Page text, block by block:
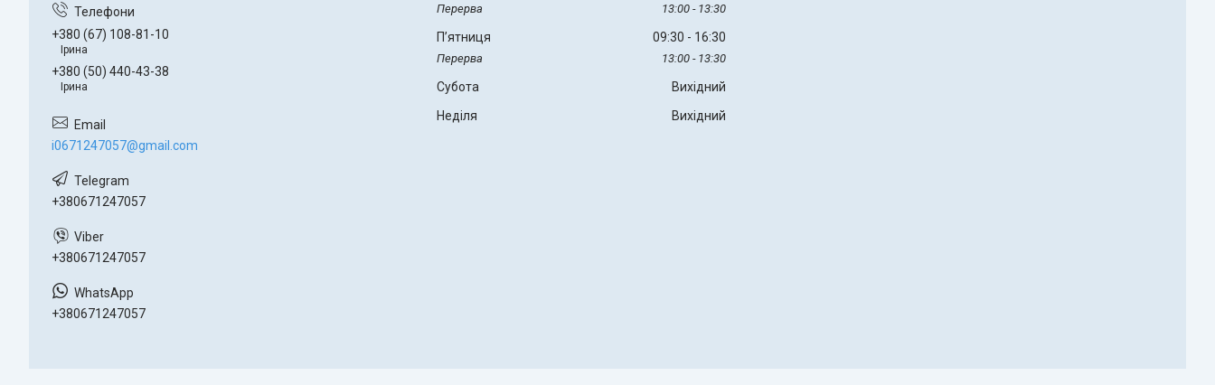
+380 (67) 108-81-10
Ірина
+380 (50) 440-43-38
Ірина
i0671247057@gmail.com
+380671247057
+380671247057
+380671247057
13:00 13:30
Пʼятниця 09:30 16:30
13:00 13:30
Субота
Вихідний
Неділя
Вихідний